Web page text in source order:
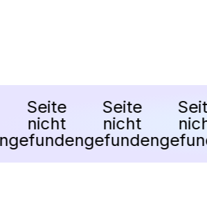
Seite
nicht
Seite
nicht
gefunden
Seite
nicht